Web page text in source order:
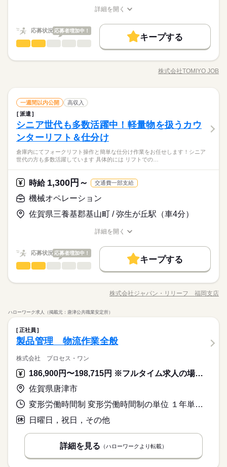
募集条件
WEB登録
働き方・環境
ブランクOK
社会保険制度
禁煙・分煙
続きを読む
目：+3,520円 3年目：+11,200円 （※最長3年まで、お仕事先
が変わってもOK） ■入社した日から退職金を支給！ 退職
金相当額5%を時給に上乗せ。 （例：時給1,000円×0.05＝50円）
■日払いもOK！ 専用アプリでいつでも 近くのコンビニから
引き出せます。 ※規定あり 【交通費備考】 ■TOMIYOJOB！な
ら1時間あたり73円 交通費を全員に支給！ ※交通費と退職金
を時給に含んでお支払い
期間・時間 長期
す。 ※業務に慣れていただいた後は、日勤・夜勤の固定勤務に
場です◎ 【派遣が初めてでも安心♪】 未経験から始めた若手ス
タッフも活躍中！ 研修やサポート体制もバッチリ◎ はじめての
派遣にもおすすめです！ -服装自由 -髪色髪型自由 -ひげOK -喫煙
所あり（屋外）
休日・休暇 土曜 日曜 祝日
有給休暇
GW休暇
土日祝休み
働く人の待遇向上 高収入 基本特徴 新卒・第二 募集条件
就業時間・曜日
Japanese （kanji & kana）
時給 1,400円～1,750円
／ TOMIYO JOBが 選ばれる理由 ＼ ■毎月、時給が上がり続け
る！ （例）月20日、1日8時間勤務の場合 毎月2円ずつUP。
が変わってもOK） ■入社した日から退職金を支給！ 退職
引き出せます。 ※規定あり 【交通費備考】 ■TOMIYOJOB！な
ら1時間あたり73円 交通費を全員に支給！ ※交通費と退職金
を時給に含んでお支払い
続きを読む
期間・時間 長期
2交替勤務 （1）8：25～17：10 （2）16：50～1：35 ※作業状
況により、早出（7：25～16：10）をお願いする場合がありま
す。 ※業務に慣れていただいた後は、日勤・夜勤の固定勤務に
ついてご相談可能です。 【 職場の雰囲気・働きやすさ】 幅広い
年代のスタッフが中心に活躍中！ 特に男性スタッフ活躍中の職
場です◎ 【派遣が初めてでも安心♪】 未経験から始めた若手ス
タッフも活躍中！ 研修やサポート体制もバッチリ◎ はじめての
派遣にもおすすめです！ -服装自由 -髪色髪型自由 -ひげOK -喫煙
所あり（屋外）
続きを読む
休日・休暇 土曜 日曜 祝日
有給休暇
冬期休暇
GW休暇
応募する
男女の割合 男性
みんなで
職場の様子 しずか
業界
TOMIYO JOBは『毎月、時給が上がる派遣会社』です。
2025年新設のキレイな倉庫！
入荷から出荷まで、
ほぼ全ての業務がパレット単位です。
お仕事の特徴
基本特徴
新卒・第二
20代活躍 正社員登用
WEB登録
働き方・環境
日払い
週払い 禁煙・分煙
続きを読む
機械オペレーション
馴染みの 飲料や飲料の原料を扱う物流拠点。 新設されたばかり
のきれいな倉庫で、 カウンターフォークを操作して 入出荷を支
⇒「ピッキング」 ⇒「出荷準備」⇒「積込」⇒「在庫管理」 ・
荷受け（入庫） トラックから荷物を降ろし、検品・保管。 ・ピ
ッキング 指示書に基づき、在庫を運び出します。 ・積み込み
（出庫） 荷崩れしないよう計算し、トラックへ積込。 ※ほぼ全
てパレット業務！手積みなし！
応募資格
＊＜必須＞＊ -フォークリフト技能講習修了者 -カウンターリフ
方 -倉庫内作業の経験がある方 -ブランクOK！ ・・・ 日雇派遣
の原則禁止により 最低週20時間以上の勤務が必要となります。
本語の読み書き（漢字・かな）必須 JLPT N2+ / Must read & wri
te Japanese （kanji & kana）
給与 時給 1,400円～1,750円
【給与備考】 ／ TOMIYO JOBが 選ばれる理由 ＼ ■毎月、時給
円ずつUP。 続けるだけで月給がこんなに変わる 2ヶ月目：
で、お仕事先が変わってもOK） ■入社した日から退職金を支
給！ 退職金相当額5%を時給に上乗せ。 （例：時給1,000円×
0.05＝50円） ■日払いもOK！ 専用アプリでいつでも 近く
MIYOJOB！なら1時間あたり73円 交通費を全員に支給！ ※交
通費と退職金を時給に含んでお支払い
期間・時間 長期
2交替勤務 （1） 8：30 ～ 17：30 （2） 19：00 ～ 4：00 ※業務
環境について 】 就業場所人数100名 幅広い年代のスタッフが活
げもOK！ 気軽に始められるシンプルWORK♪ 今っぽい働き方を
したい方におすすめ！ ＜無料駐車場完備＞ マイカー通勤、バイ
自由 -制服貸与（無償） -ひげOK -正社員登用有 -喫煙所屋内
休日・休暇
シフト制
有給休暇
冬期休暇
シフト制のお休みとなります
詳しい募集要項をすべて見る
詳細を開く
応募状況 応募者増加中！
キープする
給与/時間/休日
男女の割合 男性
ひとりで みんなで
職場の様子 しずか にぎやか
業界 その他
TOMIYO JOBは『毎月、時給が上がる派遣会社』です。
2025年新設のキレイな倉庫！
高収入
30代活躍 正社員登用 募集条件
残20以上 平日休み 家庭都合休可 シフト勤務
働き方・環境
ブランクOK 社会保険制度 制服あり
日払い
週払い 禁煙・分煙
職種 機械オペレーション
＼2025年3月新設・最新設備／ 全国のスーパー・コンビニでお
馴染みの 飲料や飲料の原料を扱う物流拠点。 新設されたばかり
のきれいな倉庫で、 カウンターフォークを操作して 入出荷を支
えるお仕事です！ ＜業務詳細＞ カウンターフォークを使用し、
以下の一連の業務フローをお任せします。 「入荷」⇒「格納」
⇒「ピッキング」 ⇒「出荷準備」⇒「積込」⇒「在庫管理」 ・
荷受け（入庫） トラックから荷物を降ろし、検品・保管。 ・ピ
ッキング 指示書に基づき、在庫を運び出します。 ・積み込み
（出庫） 荷崩れしないよう計算し、トラックへ積込。 ※ほぼ全
てパレット業務！手積みなし！
続きを読む
応募資格
＊＜必須＞＊ -フォークリフト技能講習修了者 -カウンターリフ
方 -倉庫内作業の経験がある方 -ブランクOK！ ・・・ 日雇派遣
※例外あり、詳細は担当者にお尋ねください ・・・ N2以上／日
te Japanese （kanji & kana）
給与 時給 1,400円～1,750円
が上がり続ける！ （例）月20日、1日8時間勤務の場合 毎月2
円ずつUP。 続けるだけで月給がこんなに変わる 2ヶ月目：
で、お仕事先が変わってもOK） ■入社した日から退職金を支
0.05＝50円） ■日払いもOK！ 専用アプリでいつでも 近く
のコンビニから引き出せます。 ※規定あり 【交通費備考】 ■TO
通費と退職金を時給に含んでお支払い
期間・時間 長期
2交替勤務 （1） 8：30 ～ 17：30 （2） 19：00 ～ 4：00 ※業務
環境について 】 就業場所人数100名 幅広い年代のスタッフが活
躍中！ （男女比 8：2 ） 【ゆるっとはたらく♪】 髪色自由・ひ
げもOK！ 気軽に始められるシンプルWORK♪ 今っぽい働き方を
したい方におすすめ！ ＜無料駐車場完備＞ マイカー通勤、バイ
ク通勤OK -残業あり（月平均40時間程度） -男女歓迎 -髪色髪型
自由 -制服貸与（無償） -ひげOK -正社員登用有 -喫煙所屋内
休日・休暇
シフト制
冬期休暇
詳しい募集要項をすべて見る
応募する
株式会社TOMIYO JOB
一週間以内公開
高収入
派遣
シニア世代も多数活躍中！軽量物を扱うカウ
ンターリフト＆仕分け
倉庫内にてフォークリフト操作と簡単な仕分け作業をお任せします！シニア
世代の方も多数活躍しています 具体的には リフトでの…
時給 1,300円～ 交通費一部支給
機械オペレーション
佐賀県三養基郡基山町 / 弥生が丘駅（車4分）
運輸関連
基山エリアでのカウンターフォークリフト操作および回収後の
空瓶や空箱の仕分け作業！軽量物ばかりで身体への負担が少な
く、60代のシニア世代も多数活躍中です。嬉しい日曜固定休み
で日払いも選択可能◎
働く人の待遇向上
高収入
基本特徴
未経験OK
40代活躍
募集条件
履歴書不要
機械オペレーション
ます！ シニア世代の方も多数活躍しています。 ▼具体的には…
・リフトでの荷物の積み下ろし ・回収された空瓶や空箱の仕分
・その他付随する業務 扱う商品は軽量な空箱や空瓶のため 体力
的な負担が非常に少ないです！ リフト作業と手作業の割合は
半々程度です。 日曜日は固定でお休みですので 予定も立てやす
い環境です！
続きを読む
応募資格
【必須】 ■フォークリフト運転技能講習修了証（1t以上） 【歓
迎】 ■未経験の方歓迎 ■60代が活躍中
給与 時給 1,300円～
【給与備考】
■日収例：12025円（実働8h・残業1h）
■試用期間あり：5日間（給与/雇用形態の変動なし）
詳細を開く
応募状況 応募者増加中！
キープする
職種/応募資格 給与/時間/休日
業界 運輸関連
基山エリアでのカウンターフォークリフト操作および回収後の
く、60代のシニア世代も多数活躍中です。嬉しい日曜固定休み
で日払いも選択可能◎
働く人の待遇向上 高収入 基本特徴 未経験OK 40代活躍
倉庫内にてフォークリフト操作と 簡単な仕分け作業をお任せし
ます！ シニア世代の方も多数活躍しています。 ▼具体的には…
・リフトでの荷物の積み下ろし ・回収された空瓶や空箱の仕分
・その他付随する業務 扱う商品は軽量な空箱や空瓶のため 体力
的な負担が非常に少ないです！ リフト作業と手作業の割合は
半々程度です。 日曜日は固定でお休みですので 予定も立てやす
い環境です！
続きを読む
応募資格
【必須】 ■フォークリフト運転技能講習修了証（1t以上） 【歓
続きを読む
株式会社ジャパン・リリーフ 福岡支店
ハローワーク求人（掲載元：唐津公共職業安定所）
正社員
製品管理 物流作業全般
株式会社 プロセス・ワン
186,900円〜198,715円 ※フルタイム求人の場合は月額（換算額）、パート求人の場合は時間額を表示しています。
佐賀県唐津市
変形労働時間制 変形労働時間制の単位 １年単位 就業時間１ 8時30分〜17時30分
日曜日，祝日，その他
詳細を見る （ハローワークより転載）